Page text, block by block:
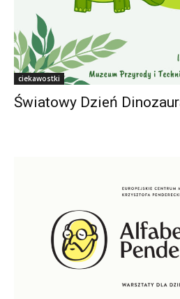
ciekawostki
Światowy Dzień